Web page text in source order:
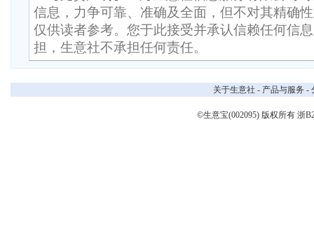
信息，力争可靠、准确及全面，但不对其精确
仅供读者参考。您于此接受并承认信赖任何信
担，生意社不承担任何责任。
关于生意社 - 产品与服务 -
©生意宝(002095) 版权所有 浙